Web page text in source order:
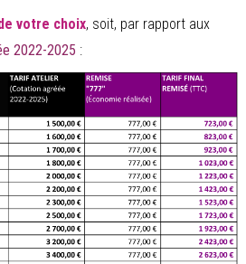
votre choix, soit, par rapport aux
2022-2025 :